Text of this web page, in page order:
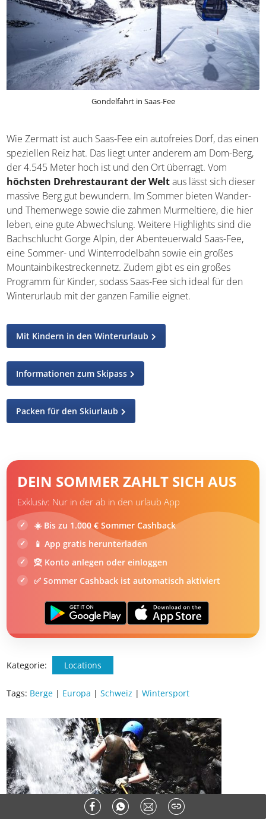
Gondelfahrt in Saas-Fee
Wie Zermatt ist auch Saas-Fee ein autofreies Dorf, das einen
speziellen Reiz hat. Das liegt unter anderem am Dom-Berg,
der 4.545 Meter hoch ist und den Ort überragt. Vom
höchsten Drehrestaurant der Weltaus lässt sich dieser
massive Berg gut bewundern. Im Sommer bieten Wander-
und Themenwege sowie die zahmen Murmeltiere, die hier
leben, eine gute Abwechslung. Weitere Highlights sind die
Bachschlucht Gorge Alpin, der Abenteuerwald Saas-Fee,
eine Sommer- und Winterrodelbahn sowie ein großes
Mountainbikestreckennetz. Zudem gibt es ein großes
Programm für Kinder, sodass Saas-Fee sich ideal für den
Winterurlaub mit der ganzen Familie eignet.
Mit Kindern in den Winterurlaub
Informationen zum Skipass
Packen für den Skiurlaub
DEIN SOMMER ZAHLT SICH AUS
Exklusiv: Nur in der ab in den urlaub App
☀️ Bis zu 1.000 € Sommer Cashback
📱 App gratis herunterladen
🧝 Konto anlegen oder einloggen
✅ Sommer Cashback ist automatisch aktiviert
Kategorie: Locations
Tags: Berge | Europa |Schweiz |Wintersport